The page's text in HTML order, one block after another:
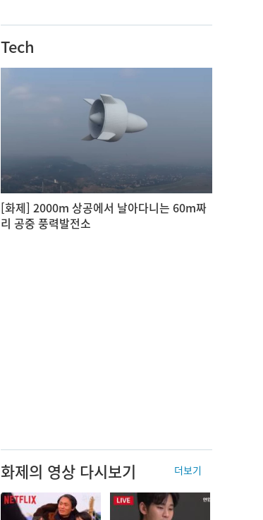
Tech
[화제] 2000m 상공에서 날아다니는 60m짜
리 공중 풍력발전소
화제의 영상 다시보기 더보기